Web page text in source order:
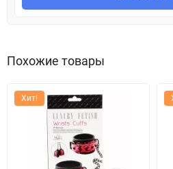
Похожие товары
Хит!